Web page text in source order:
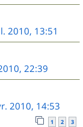
2010, 13:51
22:39
2010, 14:53
1 2 3